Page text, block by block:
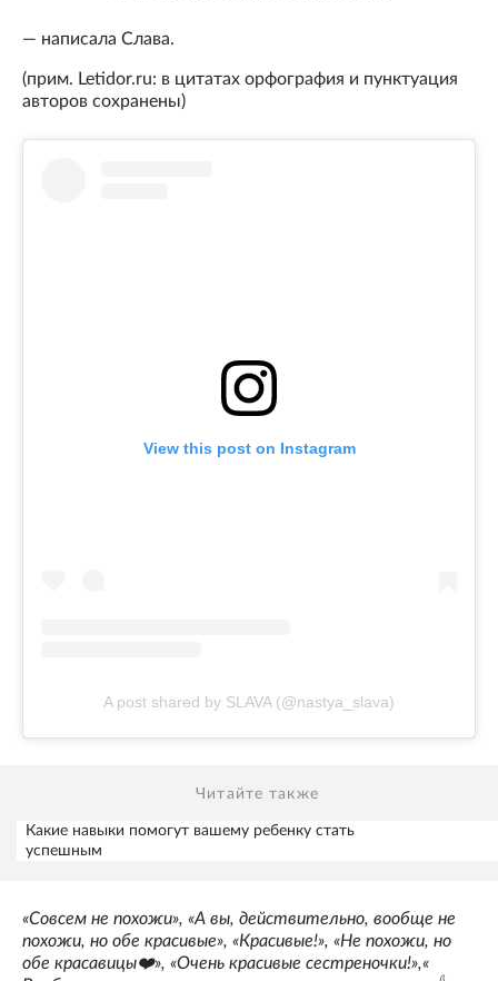
— написала Слава.
(прим. Letidor.ru: в цитатах орфография и пунктуация
авторов сохранены)
View this post on Instagram
A post shared by SLAVA (@nastya_slava)
Читайте также
Какие навыки помогут вашему ребенку стать
успешным
«Совсем не похожи», «А вы, действительно, вообще не
похожи, но обе красивые», «Красивые!», «Не похожи, но
обе красавицы❤️», «Очень красивые сестреночки!»,«